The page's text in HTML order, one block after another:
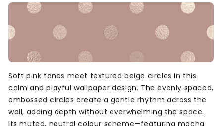
Soft pink tones meet textured beige circles in this
calm and playful wallpaper design. The evenly spaced,
embossed circles create a gentle rhythm across the
wall, adding depth without overwhelming the space.
Its muted, neutral colour scheme—featuring mocha